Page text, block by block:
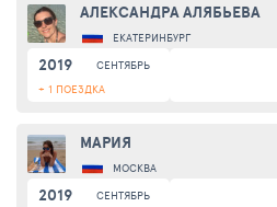
АЛЕКСАНДРА АЛЯБЬЕВА
ЕКАТЕРИНБУРГ
2019
СЕНТЯБРЬ
+ 1 ПОЕЗДКА
МАРИЯ
МОСКВА
2019
СЕНТЯБРЬ